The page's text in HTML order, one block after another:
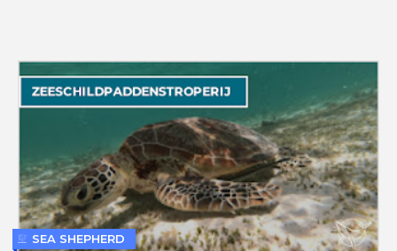
SEA SHEPHERD